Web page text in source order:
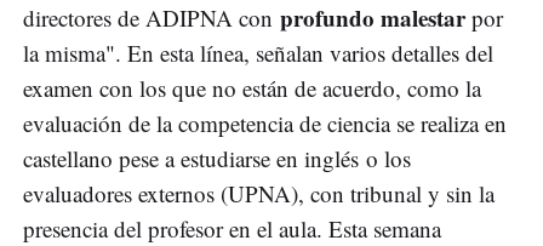
directores de ADIPNA con profundo malestarpor
la misma". En esta línea, señalan varios detalles del
examen con los que no están de acuerdo, como la
evaluación de la competencia de ciencia se realiza en
castellano pese a estudiarse en inglés o los
evaluadores externos (UPNA), con tribunal y sin la
presencia del profesor en el aula. Esta semana